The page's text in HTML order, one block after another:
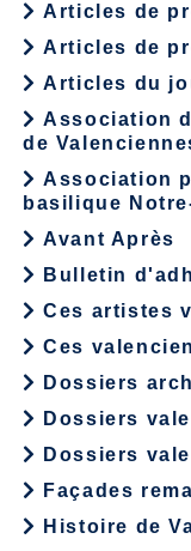
Articles de
Articles de
Articles du
Association
de
Association
basilique
Avant Après
Bulletin
Ces artistes
Ces
Dossiers
Dossiers
Dossiers
Façades
Histoire de